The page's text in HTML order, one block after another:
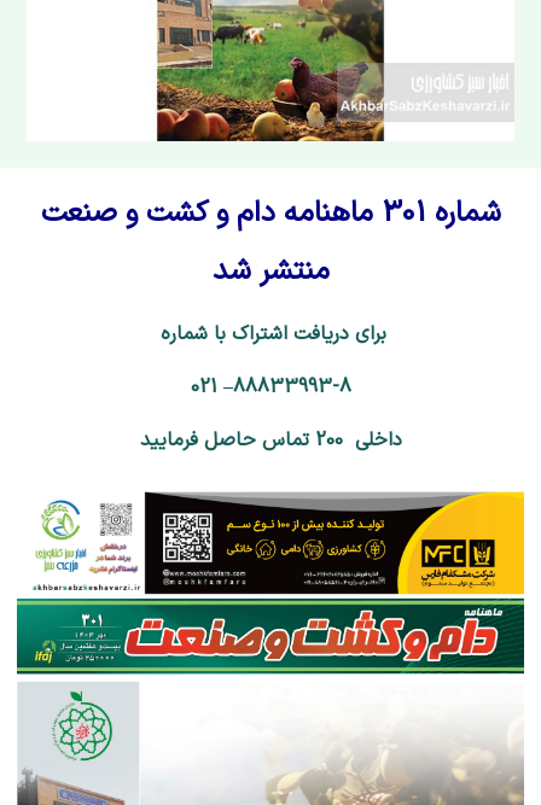
شماره 301 ماهنامه دام و کشت و صنعت
منتشر شد
برای دریافت اشتراک با شماره
88833993-8– 021
داخلی 200 تماس حاصل فرمایید